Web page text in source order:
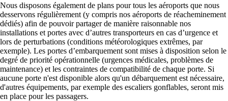
Nous disposons également de plans pour tous les aéroports que nous
desservons régulièrement (y compris nos aéroports de réacheminement
dédiés) afin de pouvoir partager de manière raisonnable nos
installations et portes avec d’autres transporteurs en cas d’urgence et
lors de perturbations (conditions météorologiques extrêmes, par
exemple). Les portes d’embarquement sont mises à disposition selon le
degré de priorité opérationnelle (urgences médicales, problèmes de
maintenance) et les contraintes de compatibilité de chaque porte. Si
aucune porte n'est disponible alors qu'un débarquement est nécessaire,
d'autres équipements, par exemple des escaliers gonflables, seront mis
en place pour les passagers.